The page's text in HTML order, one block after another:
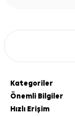
Kategoriler
Önemli Bilgiler
Hızlı Erişim